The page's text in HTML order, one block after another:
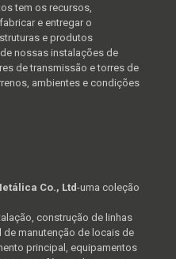
tem os recursos,
e entregar o
e produtos
nossas instalações de
de transmissão e torres de
ambientes e condições
Co., Ltd-uma coleção
construção de linhas
manutenção de locais de
principal, equipamentos